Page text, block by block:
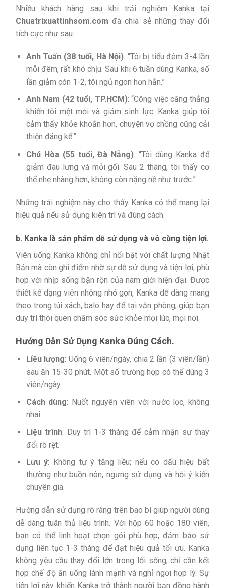
Nhiều khách hàng sau khi trải nghiệm Kanka tại
Chuatrixuattinhsom.com đã chia sẻ những thay đổi
tích cực như sau:
Anh Tuấn (38 tuổi, Hà Nội): “Tôi bị tiểu đêm 3-4 lần
mỗi đêm, rất khó chịu. Sau khi 6 tuần dùng Kanka, số
lần giảm còn 1-2, tôi ngủ ngon hơn hẳn.”
Anh Nam (42 tuổi, TP.HCM): “Công việc căng thẳng
khiến tôi mệt mỏi và giảm sinh lực. Kanka giúp tôi
cảm thấy khỏe khoắn hơn, chuyện vợ chồng cũng cải
thiện đáng kể.”
Chú Hòa (55 tuổi, Đà Nẵng): “Tôi dùng Kanka để
giảm đau lưng và mỏi gối. Sau 2 tháng, tôi thấy cơ
thể nhẹ nhàng hơn, không còn nặng nề như trước.”
Những trải nghiệm này cho thấy Kanka có thể mang lại
hiệu quả nếu sử dụng kiên trì và đúng cách.
b. Kanka là sản phẩm dễ sử dụng và vô cùng tiện lợi.
Viên uống Kanka không chỉ nổi bật với chất lượng Nhật
Bản mà còn ghi điểm nhờ sự dễ sử dụng và tiện lợi, phù
hợp với nhịp sống bận rộn của nam giới hiện đại. Được
thiết kế dạng viên nhộng nhỏ gọn, Kanka dễ dàng mang
theo trong túi xách, balo hay để tại văn phòng, giúp bạn
duy trì thói quen chăm sóc sức khỏe mọi lúc, mọi nơi.
Hướng Dẫn Sử Dụng Kanka Đúng Cách.
Liều lượng: Uống 6 viên/ngày, chia 2 lần (3 viên/lần)
sau ăn 15-30 phút. Một số trường hợp có thể dùng 3
viên/ngày.
Cách dùng: Nuốt nguyên viên với nước lọc, không
nhai.
Liệu trình: Duy trì 1-3 tháng để cảm nhận sự thay
đổi rõ rệt.
Lưu ý: Không tự ý tăng liều; nếu có dấu hiệu bất
thường như buồn nôn, ngưng sử dụng và hỏi ý kiến
chuyên gia.
Hướng dẫn sử dụng rõ ràng trên bao bì giúp người dùng
dễ dàng tuân thủ liệu trình. Với hộp 60 hoặc 180 viên,
bạn có thể linh hoạt chọn gói phù hợp, đảm bảo sử
dụng liên tục 1-3 tháng để đạt hiệu quả tối ưu. Kanka
không yêu cầu thay đổi lớn trong lối sống, chỉ cần kết
hợp chế độ ăn uống lành mạnh và nghỉ ngơi hợp lý. Sự
tiện lợi này khiến Kanka trở thành người bạn đồng hành